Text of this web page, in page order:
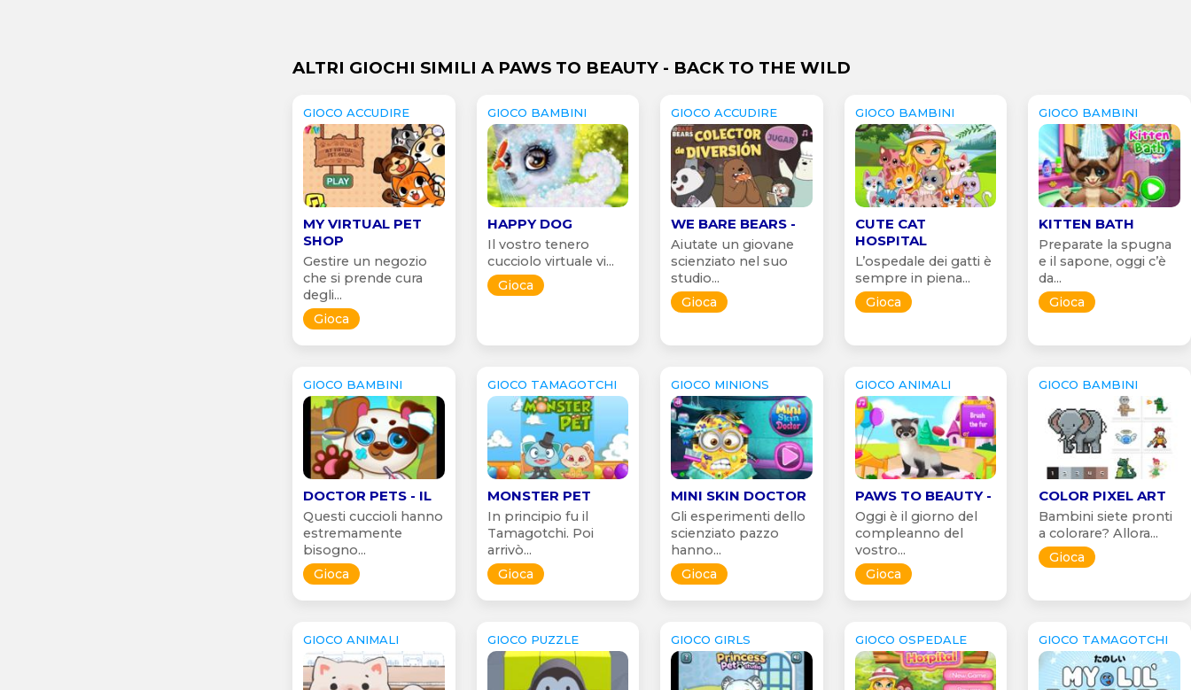
ALTRI GIOCHI SIMILI A PAWS TO BEAUTY - BACK TO THE WILD
GIOCO ACCUDIRE
MY VIRTUAL PET
SHOP
Gestire un negozio
che si prende cura
degli...
Gioca
GIOCO BAMBINI
HAPPY DOG
Il vostro tenero
cucciolo virtuale vi...
Gioca
GIOCO ACCUDIRE
WE BARE BEARS -
Aiutate un giovane
scienziato nel suo
studio...
Gioca
GIOCO BAMBINI
CUTE CAT
HOSPITAL
L’ospedale dei gatti è
sempre in piena...
Gioca
GIOCO BAMBINI
KITTEN BATH
Preparate la spugna
e il sapone, oggi c’è
da...
Gioca
GIOCO BAMBINI
DOCTOR PETS - IL
Questi cuccioli hanno
estremamente
bisogno...
Gioca
GIOCO TAMAGOTCHI
MONSTER PET
In principio fu il
Tamagotchi. Poi
arrivò...
Gioca
GIOCO MINIONS
MINI SKIN DOCTOR
Gli esperimenti dello
scienziato pazzo
hanno...
Gioca
GIOCO ANIMALI
PAWS TO BEAUTY -
Oggi è il giorno del
compleanno del
vostro...
Gioca
GIOCO BAMBINI
COLOR PIXEL ART
Bambini siete pronti
a colorare? Allora...
Gioca
GIOCO ANIMALI GIOCO PUZZLE GIOCO GIRLS GIOCO OSPEDALE GIOCO TAMAGOTCHI